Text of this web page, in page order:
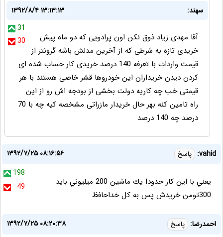
سهند:
۱۳۹۲/۸/۴ ۱۳:۱۳:۱۳
31
30
آقا مهدی زیاد ذوق نکن اون پرادویی که دو ماه پیش
خریدی تازه به شرطی که از آخرین مدلش باشه گرونتر از
قیمت واردات با تعرفه 140 درصد خریدی کار حساب شده ای
کردن دیدن خریداران این خودروها قشر خاصی هستند با هر
قیمتی خب چه کاریه دولت بخشی از بودجه اش رو از این
راه تامین کنه بهر حال خریدار مازراتی مشخصه کیه چه با 70
درصد چه 140 درصد
vahid: پاسخ
۱۳۹۲/۷/۲۵ ۰۸:۱۶:۵۶
198
49
يعني با اين كار حدودا يك ماشين 200 ميليوني بايد
300تومن خريدش پس به كل خداحافظ
احمدرضا: پاسخ
۱۳۹۲/۷/۲۵ ۰۸:۲۰:۳۸